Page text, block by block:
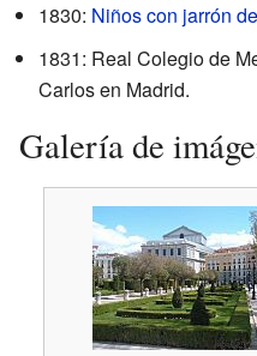
1830: Niños con jarrón
1831: Real Colegio de
Carlos en Madrid.
Galería de